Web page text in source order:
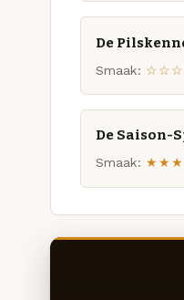
De
Smaak:
De Saison-
Smaak: